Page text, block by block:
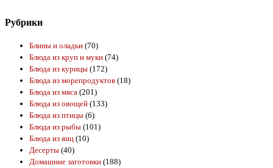
Рубрики
Блины и оладьи (70)
Блюда из круп и муки (74)
Блюда из курицы (172)
Блюда из морепродуктов (18)
Блюда из мяса (201)
Блюда из овощей (133)
Блюда из птицы (6)
Блюда из рыбы (101)
Блюда из яиц (10)
Десерты (40)
Домашние заготовки (188)